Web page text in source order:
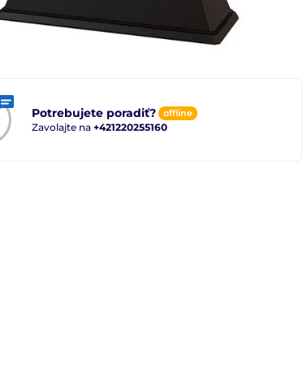
Potrebujete poradiť? offline
Zavolajte na +421220255160